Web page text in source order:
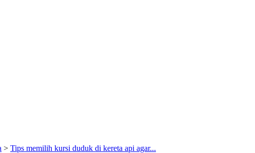
> Tips memilih kursi duduk di kereta api agar...